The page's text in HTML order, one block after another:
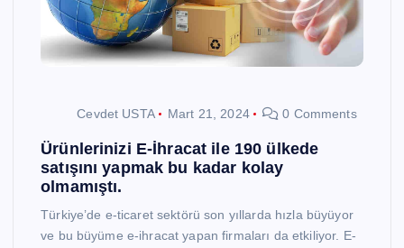
Cevdet USTA Mart 21, 2024 0 Comments
Ürünlerinizi E-İhracat ile 190 ülkede
satışını yapmak bu kadar kolay
olmamıştı.
Türkiye’de e-ticaret sektörü son yıllarda hızla büyüyor
ve bu büyüme e-ihracat yapan firmaları da etkiliyor. E-